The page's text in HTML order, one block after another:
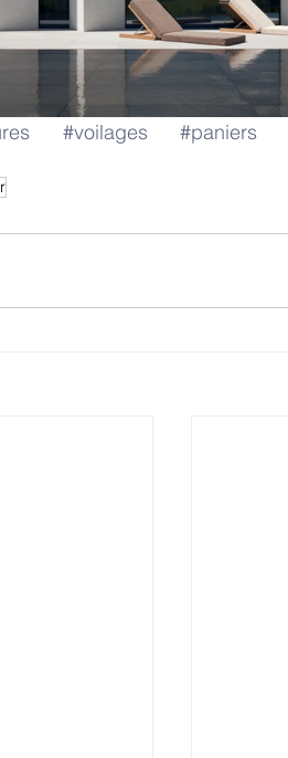
#voilages #paniers